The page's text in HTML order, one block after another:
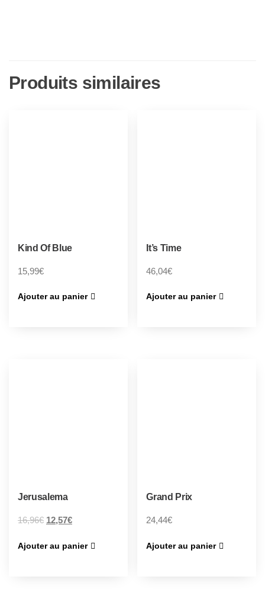
Produits similaires
Kind Of Blue
15,99€
Ajouter au panier
It’s Time
46,04€
Ajouter au panier
Jerusalema
16,96€ 12,57€
Ajouter au panier
Grand Prix
24,44€
Ajouter au panier